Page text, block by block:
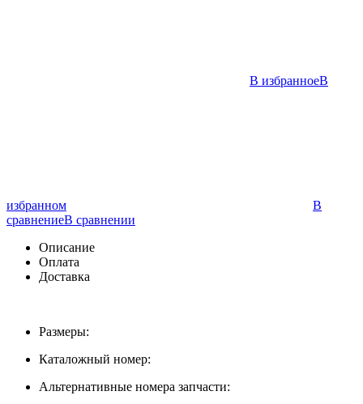
В избранноеВ
избранном
В
сравнениеВ сравнении
Описание
Оплата
Доставка
Размеры:
Каталожный номер:
Альтернативные номера запчасти: